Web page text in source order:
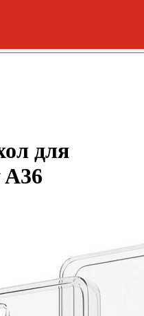
для
A36